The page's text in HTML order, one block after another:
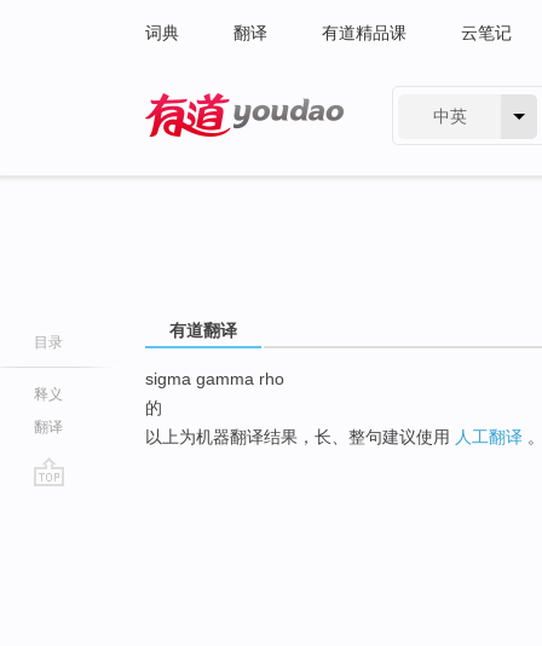
词典 翻译 有道精品课 云笔记
中英
目录
释义
翻译
有道翻译
sigma gamma rho
的
以上为机器翻译结果，长、整句建议使用 人工翻译